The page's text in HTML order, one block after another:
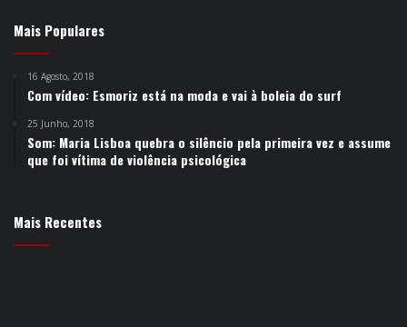
Mais Populares
16 Agosto, 2018
Com vídeo: Esmoriz está na moda e vai à boleia do surf
25 Junho, 2018
Som: Maria Lisboa quebra o silêncio pela primeira vez e assume
que foi vítima de violência psicológica
Mais Recentes